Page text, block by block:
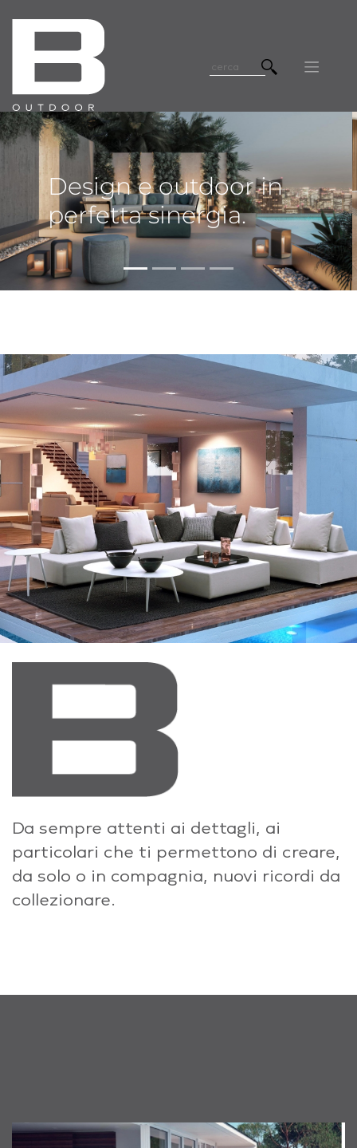
Design e outdoor in
perfetta sinergia.
Da sempre attenti ai dettagli, ai
particolari che ti permettono di creare,
da solo o in compagnia, nuovi ricordi da
collezionare.